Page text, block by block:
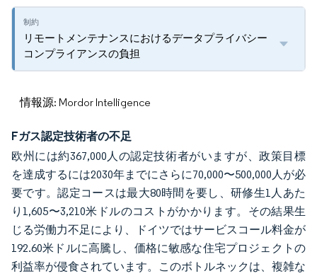
リモートメンテナンスにおけるデータプライバシー
コンプライアンスの負担
情報源: Mordor Intelligence
Fガス認定技術者の不足
欧州には約367,000人の認定技術者がいますが、政策目標
を達成するには2030年までにさらに70,000〜500,000人が必
要です。認定コースは最大80時間を要し、研修生1人あた
り1,605〜3,210米ドルのコストがかかります。その結果生
じる労働力不足により、ドイツではサービスコール料金が
192.60米ドルに高騰し、価格に敏感な住宅プロジェクトの
利益率が侵食されています。このボトルネックは、複雑な